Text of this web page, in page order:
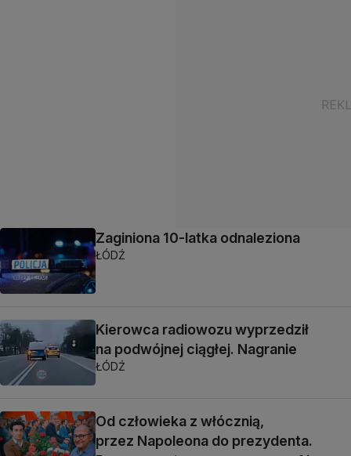
Zaginiona 10-latka odnaleziona
ŁÓDŹ
Kierowca radiowozu wyprzedził
na podwójnej ciągłej. Nagranie
ŁÓDŹ
Od człowieka z włócznią,
przez Napoleona do prezydenta.